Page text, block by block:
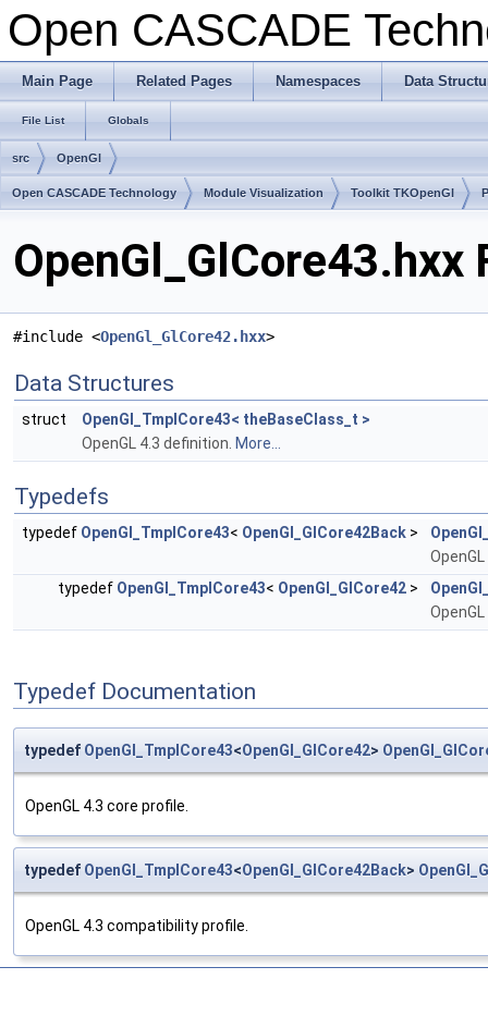
Open CASCADE
Main Page Related Pages Namespaces Data
File List Globals
src OpenGl
Open CASCADE Technology Module Visualization Toolkit TKOpenGl
OpenGl_GlCore43.hxx
#include <OpenGl_GlCore42.hxx>
Data Structures
struct
OpenGl_TmplCore43< theBaseClass_t >
OpenGL 4.3 definition. More...
Typedefs
typedef OpenGl_TmplCore43< OpenGl_GlCore42Back >
typedef OpenGl_TmplCore43< OpenGl_GlCore42 >
Typedef Documentation
typedef OpenGl_TmplCore43<OpenGl_GlCore42>
OpenGL 4.3 core profile.
typedef OpenGl_TmplCore43<OpenGl_GlCore42Back>
OpenGL 4.3 compatibility profile.